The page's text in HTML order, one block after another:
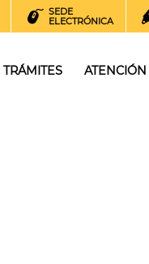
SEDE
ELECTRÓNICA
TRÁMITES